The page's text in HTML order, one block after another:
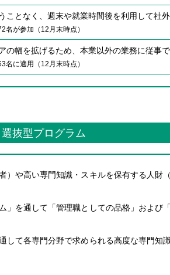
ことなく、週末や就業時間後を利用して社
が参加（12月末時点）
の幅を拡げるため、本業以外の業務に従事
に適用（12月末時点）
選抜型プログラム
や高い専門知識・スキルを保有する人財
を通して「管理職としての品格」および
て各専門分野で求められる高度な専門知